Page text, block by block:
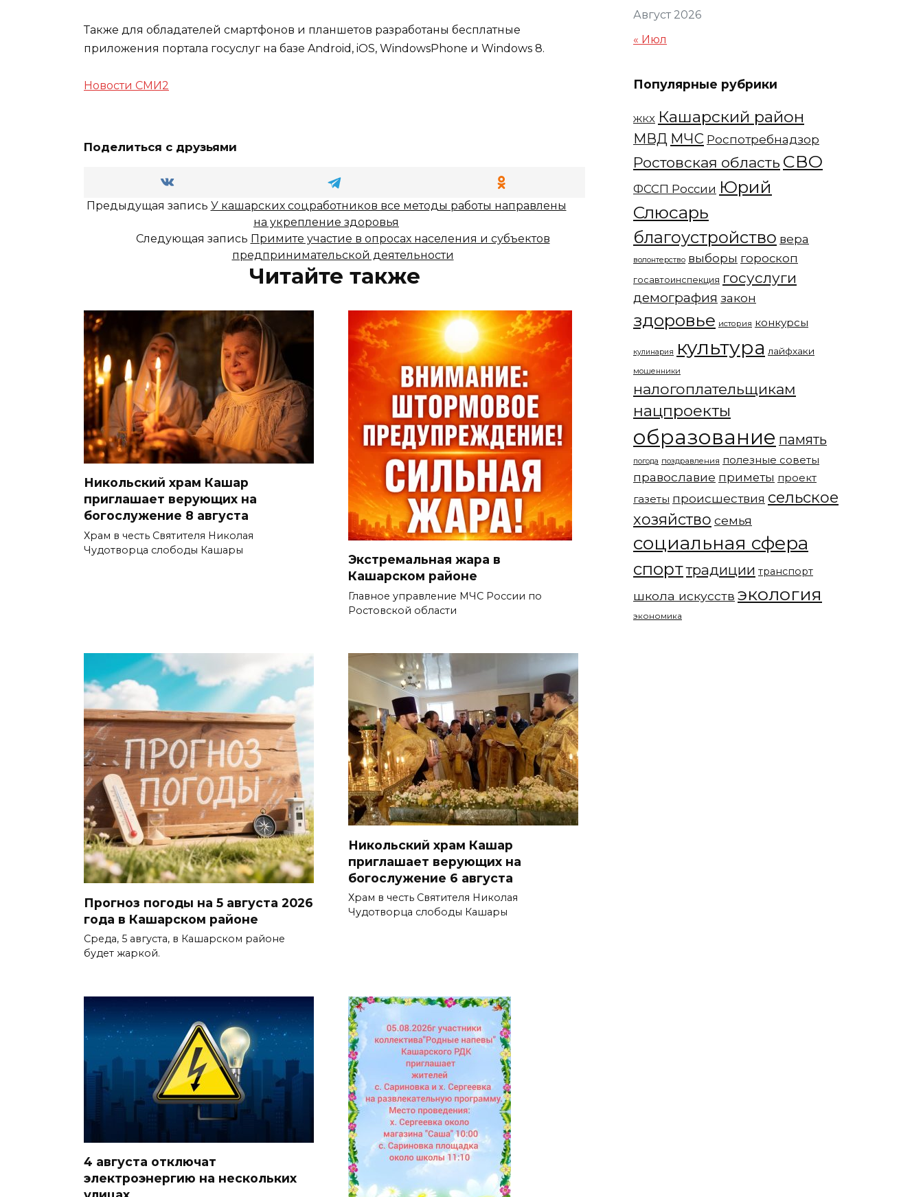
Также для обладателей смартфонов и планшетов разработаны бесплатные
приложения портала госуслуг на базе Android, iOS, WindowsPhone и Windows 8.
Новости СМИ2
Поделиться с друзьями
Предыдущая запись У кашарских соцработников все методы работы направлены
на укрепление здоровья
Следующая запись Примите участие в опросах населения и субъектов
предпринимательской деятельности
Читайте также
Никольский храм Кашар
приглашает верующих на
богослужение 8 августа
Храм в честь Святителя Николая
Чудотворца слободы Кашары
Экстремальная жара в
Кашарском районе
Главное управление МЧС России по
Ростовской области
Прогноз погоды на 5 августа 2026
года в Кашарском районе
Среда, 5 августа, в Кашарском районе
будет жаркой.
Никольский храм Кашар
приглашает верующих на
богослужение 6 августа
Храм в честь Святителя Николая
Чудотворца слободы Кашары
4 августа отключат
электроэнергию на нескольких
Август 2026
« Июл
Популярные рубрики
ЖКХ Кашарский район
МВД МЧС Роспотребнадзор
Ростовская область СВО
ФССП России Юрий
Слюсарь
благоустройство вера
волонтерство выборы гороскоп
госавтоинспекция госуслуги
демография закон
здоровье история конкурсы
кулинария культура лайфхаки
мошенники
налогоплательщикам
нацпроекты
образование память
погода поздравления полезные советы
православие приметы проект
газеты происшествия сельское
хозяйство семья
социальная сфера
спорттрадиции транспорт
школа искусств экология
экономика